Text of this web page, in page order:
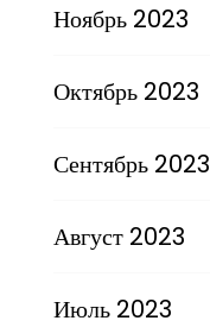
Ноябрь 2023
Октябрь 2023
Сентябрь 2023
Август 2023
Июль 2023